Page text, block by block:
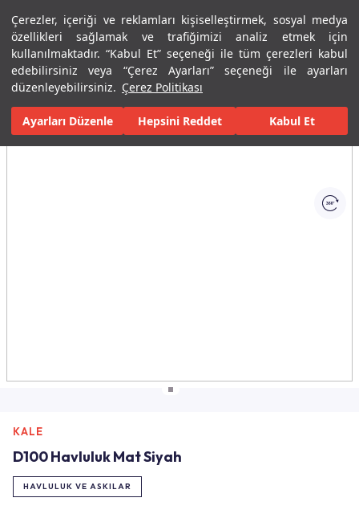
Çerezler, içeriği ve reklamları kişiselleştirmek, sosyal medya
özellikleri sağlamak ve trafiğimizi analiz etmek için
kullanılmaktadır. “Kabul Et” seçeneği ile tüm çerezleri kabul
edebilirsiniz veya “Çerez Ayarları” seçeneği ile ayarları
düzenleyebilirsiniz. Çerez Politikası
Ayarları Düzenle Hepsini Reddet Kabul Et
Menü Menü
Ana Sayfa Banyolar Banyo Aksesuarları Havluluk ve Askılar
Tüm Görseller(1)
KALE
D100 Havluluk Mat Siyah
HAVLULUK VE ASKILAR